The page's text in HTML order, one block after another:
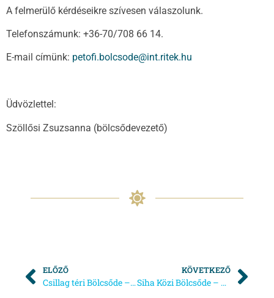
A felmerülő kérdéseikre szívesen válaszolunk.
Telefonszámunk: +36-70/708 66 14.
E-mail címünk: petofi.bolcsode@int.ritek.hu
Üdvözlettel:
Szöllősi Zsuzsanna (bölcsődevezető)
ELŐZŐ
Csillag téri Bölcsőde – Nyílt hét és beíratkozás
KÖVETKEZŐ
Siha Közi Bölcsőde – áprilisi térítési díj befizetésének időpontja